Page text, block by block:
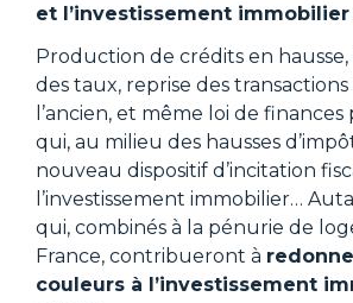
et l’investissement immobilier
Production de crédits en hausse,
des taux, reprise des transactions
l’ancien, et même loi de
qui, au milieu des hausses
nouveau dispositif d’incitation
l’investissement immobilier…
qui, combinés à la pénurie de
France, contribueront à
couleurs à l’investissement